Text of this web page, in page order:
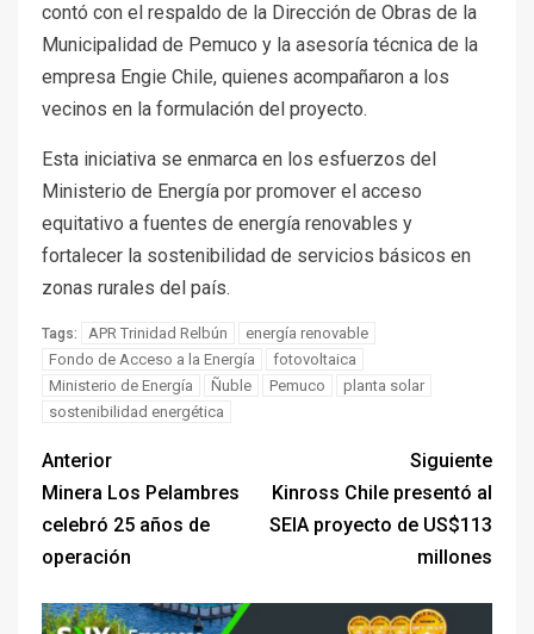
contó con el respaldo de la Dirección de Obras de la
Municipalidad de Pemuco y la asesoría técnica de la
empresa Engie Chile, quienes acompañaron a los
vecinos en la formulación del proyecto.
Esta iniciativa se enmarca en los esfuerzos del
Ministerio de Energía por promover el acceso
equitativo a fuentes de energía renovables y
fortalecer la sostenibilidad de servicios básicos en
zonas rurales del país.
Tags: APR Trinidad Relbún
energía renovable
Fondo de Acceso a la Energía
fotovoltaica
Ministerio de Energía
Ñuble Pemuco
planta solar
sostenibilidad energética
Anterior
Minera Los Pelambres
celebró 25 años de
operación
Siguiente
Kinross Chile presentó al
SEIA proyecto de US$113
millones